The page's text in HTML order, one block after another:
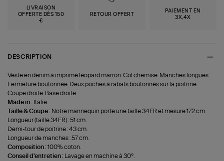
LIVRAISON
OFFERTE DÈS 150
€
RETOUR OFFERT
PAIEMENT EN
3X,4X
DESCRIPTION
Veste en denim à imprimé léopard marron. Col chemise. Manches longues.
Fermeture boutonnée. Deux poches à rabats boutonnés sur la poitrine.
Coupe droite. Base droite.
Made in : Italie.
Taille & Coupe : Notre mannequin porte une taille 34FR et mesure 172 cm.
Longueur (taille 34FR) : 51 cm.
Demi-tour de poitrine : 43 cm.
Longueur de manches : 57 cm.
Composition :100% coton.
Conseil d'entretien :
Lavage en machine à 30°.